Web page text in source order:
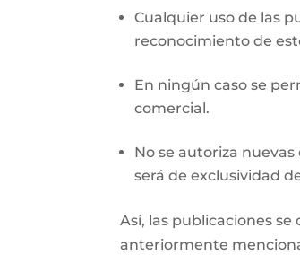
Cualquier uso de las
reconocimiento de
En ningún caso se
comercial.
No se autoriza
será de exclusividad
Así, las publicaciones
anteriormente